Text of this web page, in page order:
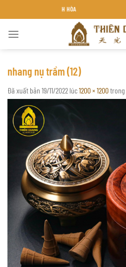
đến
nhang nụ trầm (12)
Đã xuất bản 19/11/2022 lúc1200 × 1200trong